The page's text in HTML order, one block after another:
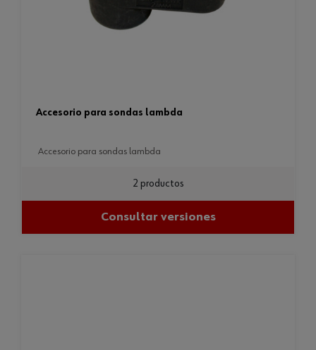
accesorio para sondas lambda
accesorio para sondas lambda
2 productos
Consultar versiones